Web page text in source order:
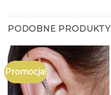
PODOBNE PRODUKTY
Promocja!